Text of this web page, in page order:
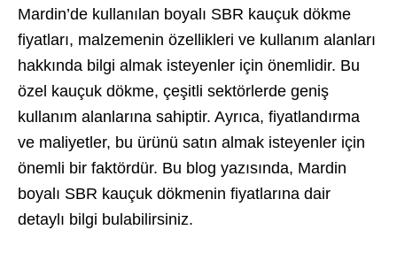
Mardin’de kullanılan boyalı SBR kauçuk dökme
fiyatları, malzemenin özellikleri ve kullanım alanları
hakkında bilgi almak isteyenler için önemlidir. Bu
özel kauçuk dökme, çeşitli sektörlerde geniş
kullanım alanlarına sahiptir. Ayrıca, fiyatlandırma
ve maliyetler, bu ürünü satın almak isteyenler için
önemli bir faktördür. Bu blog yazısında, Mardin
boyalı SBR kauçuk dökmenin fiyatlarına dair
detaylı bilgi bulabilirsiniz.